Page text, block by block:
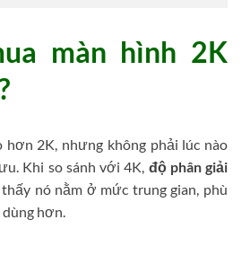
màn hình 2K
hơn 2K, nhưng không phải lúc nào
Khi so sánh với 4K, độ phân giải
nó nằm ở mức trung gian, phù
hơn.